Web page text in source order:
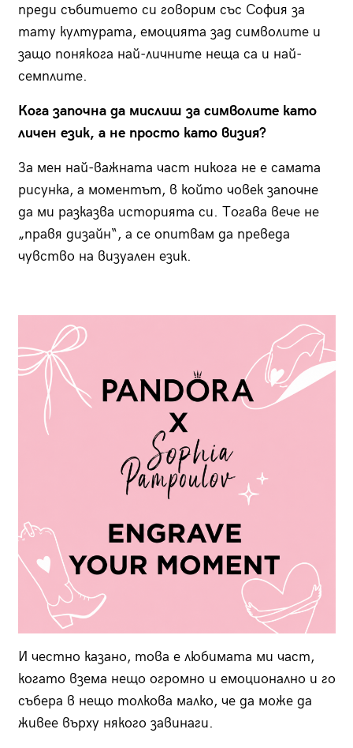
преди събитието си говорим със София за
тату културата, емоцията зад символите и
защо понякога най-личните неща са и най-
семплите.
Кога започна да мислиш за символите като
личен език, а не просто като визия?
За мен най-важната част никога не е самата
рисунка, а моментът, в който човек започне
да ми разказва историята си. Тогава вече не
„правя дизайн“, а се опитвам да преведа
чувство на визуален език.
И честно казано, това е любимата ми част,
когато взема нещо огромно и емоционално и го
събера в нещо толкова малко, че да може да
живее върху някого завинаги.